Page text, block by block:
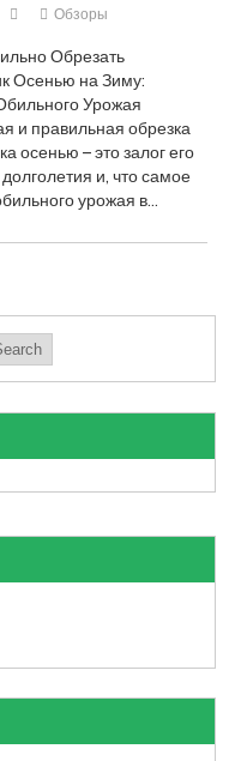
Обзоры
Обрезать
Осенью на Зиму:
Урожая
и правильная обрезка
осенью – это залог его
и, что самое
урожая в…